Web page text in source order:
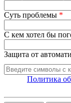
Суть проблемы *
С кем хотел бы
Защита от
Политика